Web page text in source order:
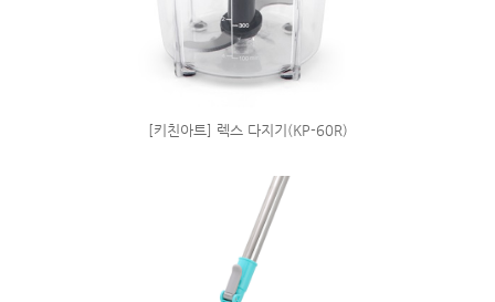
[키친아트] 렉스 다지기(KP-60R)